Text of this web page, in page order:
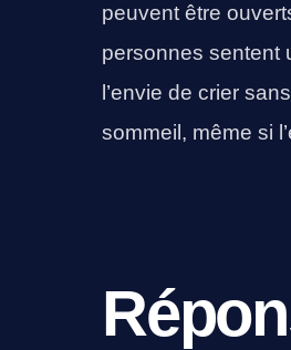
peuvent être
personnes sentent
l’envie de crier
sommeil, même si